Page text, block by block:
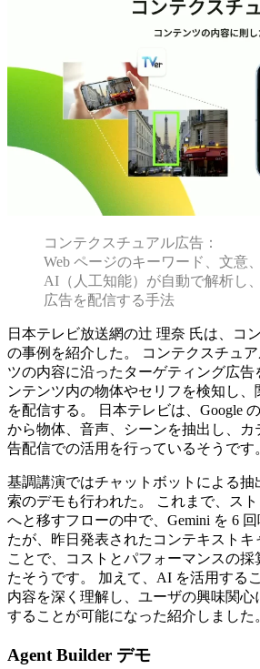
コンテクスチュアル広告：
Web ページのキーワード、文意
AI（人工知能）が自動で解析し
広告を配信する手法
日本テレビ放送網の辻 理奈 氏は、コ
の事例を紹介した。 コンテクスチュ
ツの内容に沿ったターゲティング広告
ンテンツ内の物体やセリフを検知し
を配信する。 日本テレビは、Google
から物体、音声、シーンを抽出し、
告配信での活用を行っているそうです
基調講演ではチャットボットによる抽
索のデモも行われた。 これまで、ス
へと移すフローの中で、Gemini を 6
たが、昨日発表されたコンテキストキ
ことで、コストとパフォーマンスの採
たそうです。 加えて、AI を活用する
内容を深く理解し、ユーザの興味関
することが可能になった紹介しました
Agent Builder デモ